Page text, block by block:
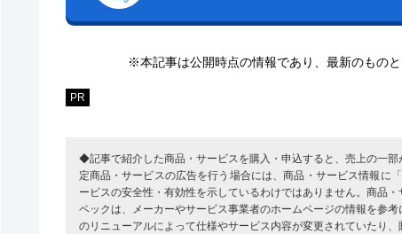
※本記事は公開時点の情報であり、最新のもの
PR
◆記事で紹介した商品・サービスを購入・申込すると、売上の一
定商品・サービスの広告を行う場合には、商品・サービス情報
ービスの安全性・有効性を示しているわけではありません。商品
ペックは、メーカーやサービス事業者のホームページの情報を参
のリニューアルによって仕様やサービス内容が変更されていたり、